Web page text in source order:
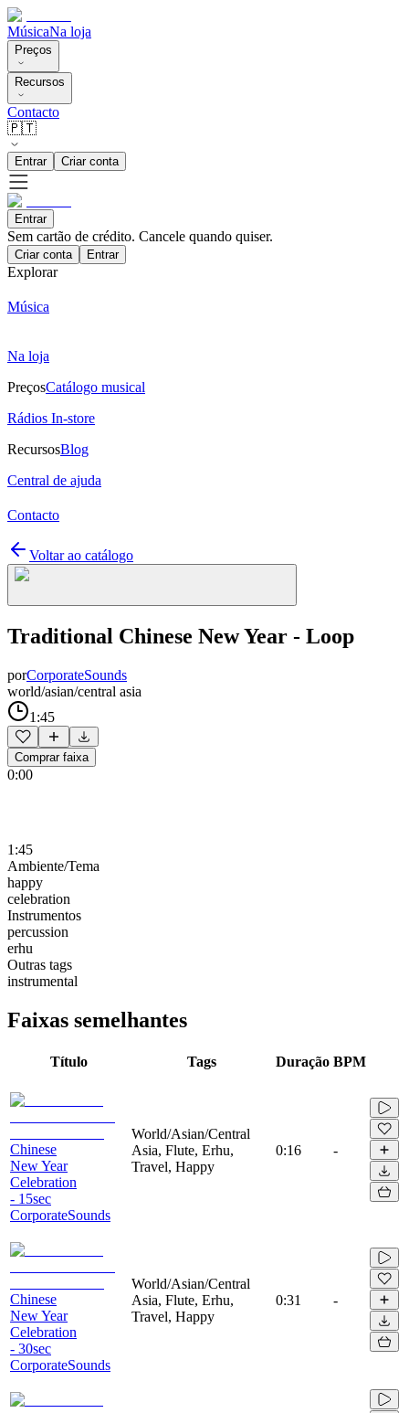
MúsicaNa loja
Preços
Recursos
Contacto
🇵🇹
Entrar Criar conta
Entrar
Sem cartão de crédito. Cancele quando quiser.
Criar conta Entrar
Explorar
Música
Na loja
PreçosCatálogo musical
Rádios In-store
RecursosBlog
Central de ajuda
Contacto
Voltar ao catálogo
Traditional Chinese New Year - Loop
porCorporateSounds
world/asian/central asia
1:45
Comprar faixa
0:00
1:45
Ambiente/Tema
happy
celebration
Instrumentos
percussion
erhu
Outras tags
instrumental
Faixas semelhantes
Título Tags Duração BPM
Chinese
New Year
Celebration
- 15sec
CorporateSounds
World/Asian/Central
Asia, Flute, Erhu,
Travel, Happy
0:16 -
Chinese
New Year
Celebration
- 30sec
CorporateSounds
World/Asian/Central
Asia, Flute, Erhu,
Travel, Happy
0:31 -